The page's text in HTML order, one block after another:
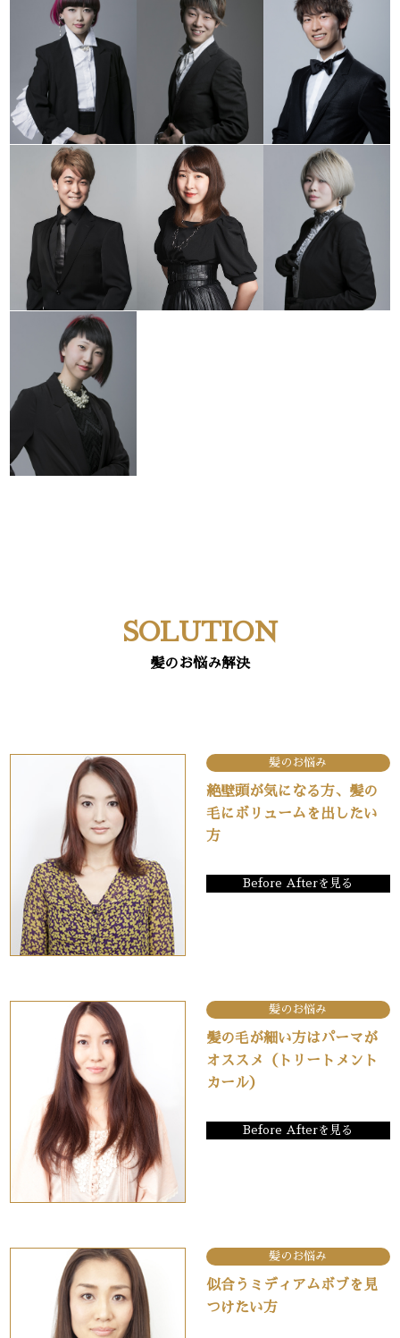
SOLUTION
髪のお悩み解決
髪のお悩み
絶壁頭が気になる方、髪の
毛にボリュームを出したい
方
Before Afterを見る
髪のお悩み
髪の毛が細い方はパーマが
オススメ（トリートメント
カール）
Before Afterを見る
髪のお悩み
似合うミディアムボブを見
つけたい方